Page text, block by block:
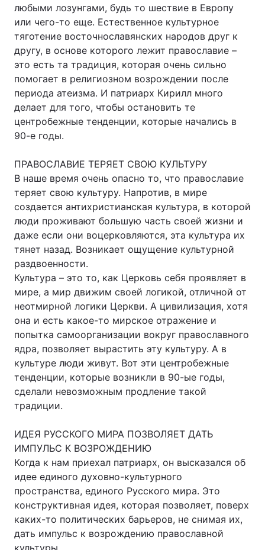
любыми лозунгами, будь то шествие в Европу
или чего-то еще. Естественное культурное
тяготение восточнославянских народов друг к
другу, в основе которого лежит православие –
это есть та традиция, которая очень сильно
помогает в религиозном возрождении после
периода атеизма. И патриарх Кирилл много
делает для того, чтобы остановить те
центробежные тенденции, которые начались в
90-е годы.
ПРАВОСЛАВИЕ ТЕРЯЕТ СВОЮ КУЛЬТУРУ
В наше время очень опасно то, что православие
теряет свою культуру. Напротив, в мире
создается антихристианская культура, в которой
люди проживают большую часть своей жизни и
даже если они воцерковляются, эта культура их
тянет назад. Возникает ощущение культурной
раздвоенности.
Культура – это то, как Церковь себя проявляет в
мире, а мир движим своей логикой, отличной от
неотмирной логики Церкви. А цивилизация, хотя
она и есть какое-то мирское отражение и
попытка самоорганизации вокруг православного
ядра, позволяет вырастить эту культуру. А в
культуре люди живут. Вот эти центробежные
тенденции, которые возникли в 90-ые годы,
сделали невозможным продление такой
традиции.
ИДЕЯ РУССКОГО МИРА ПОЗВОЛЯЕТ ДАТЬ
ИМПУЛЬС К ВОЗРОЖДЕНИЮ
Когда к нам приехал патриарх, он высказался об
идее единого духовно-культурного
пространства, единого Русского мира. Это
конструктивная идея, которая позволяет, поверх
каких-то политических барьеров, не снимая их,
дать импульс к возрождению православной
культуры.